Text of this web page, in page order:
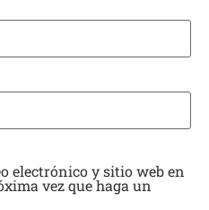
electrónico y sitio web en
vez que haga un